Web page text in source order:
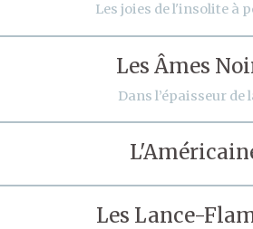
Les joies de l'insolite à
Les Âmes
Dans l’épaisseur de
Les Lance-